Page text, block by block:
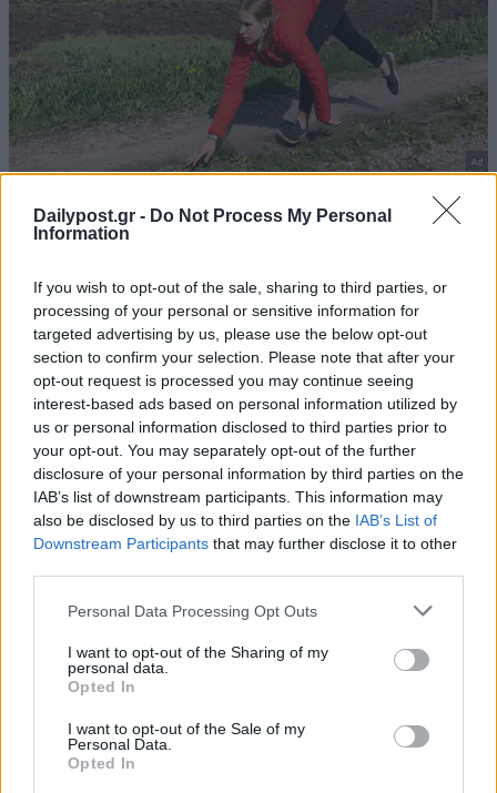
Dailypost.gr - Do Not Process My Personal
Information
If you wish to opt-out of the sale, sharing to third parties, or
processing of your personal or sensitive information for
targeted advertising by us, please use the below opt-out
section to confirm your selection. Please note that after your
opt-out request is processed you may continue seeing
interest-based ads based on personal information utilized by
us or personal information disclosed to third parties prior to
your opt-out. You may separately opt-out of the further
disclosure of your personal information by third parties on the
IAB’s list of downstream participants. This information may
also be disclosed by us to third parties on the IAB’s List of
Downstream Participants that may further disclose it to other
Personal Data Processing Opt Outs
I want to opt-out of the Sharing of my
personal data.
Opted In
I want to opt-out of the Sale of my
Personal Data.
Opted In